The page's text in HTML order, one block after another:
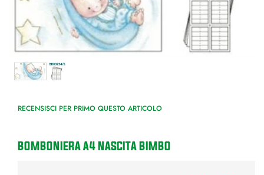
RECENSISCI PER PRIMO QUESTO ARTICOLO
BOMBONIERA A4 NASCITA BIMBO